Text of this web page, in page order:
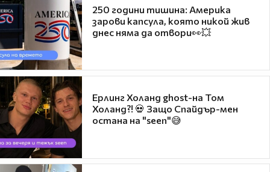
250 години тишина: Америка
зарови капсула, която никой жив
днес няма да отвори👀💥
Ерлинг Холанд ghost-на Том
Холанд?! 💀 Защо Спайдър-мен
остана на "seen"😅